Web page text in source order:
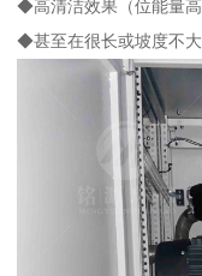
◆高清洁效果（位能量高
◆甚至在很长或坡度不大